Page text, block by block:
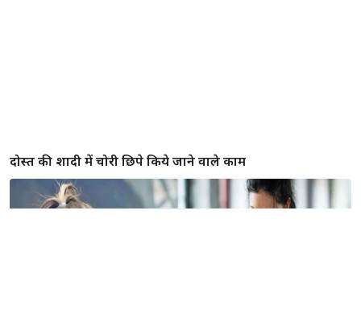
दोस्त की शादी में चोरी छिपे किये जाने वाले काम